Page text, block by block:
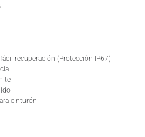
recuperación (Protección IP67)
cinturón